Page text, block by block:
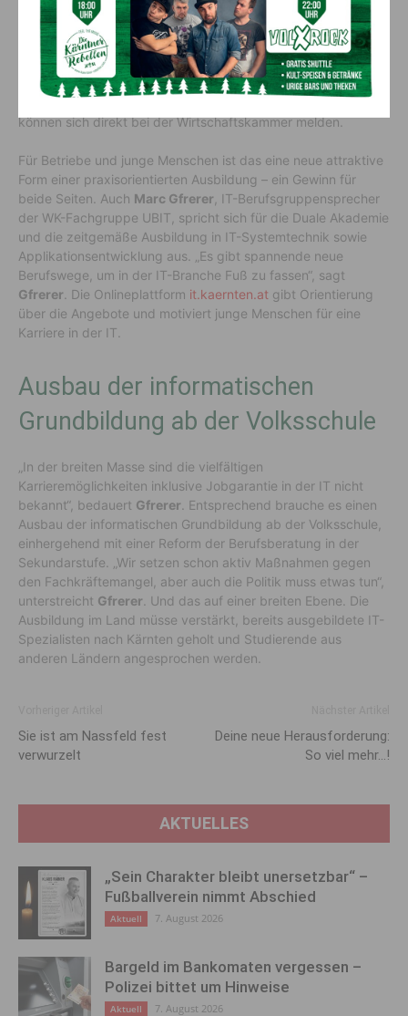
Beispiel eine IT-Lehre oder die Duale Akademie für
Maturanten und Studienabbrecher. In Form eines
Traineeprogrammes können sie eine Ausbildung in IT-
Systemtechnik oder Applikationsentwicklung/Coding
absolvieren. Gestartet wird mit der Dualen Akademie im
Herbst. Trainees und interessierte Ausbildungsbetriebe
können sich direkt bei der Wirtschaftskammer melden.
Für Betriebe und junge Menschen ist das eine neue attraktive
Form einer praxisorientierten Ausbildung – ein Gewinn für
beide Seiten. Auch Marc Gfrerer , IT-Berufsgruppensprecher
der WK-Fachgruppe UBIT, spricht sich für die Duale Akademie
und die zeitgemäße Ausbildung in IT-Systemtechnik sowie
Applikationsentwicklung aus. „Es gibt spannende neue
Berufswege, um in der IT-Branche Fuß zu fassen“, sagt
Gfrerer . Die Onlineplattform it.kaernten.at gibt Orientierung
über die Angebote und motiviert junge Menschen für eine
Karriere in der IT.
Ausbau der informatischen
Grundbildung ab der Volksschule
„In der breiten Masse sind die vielfältigen
Karrieremöglichkeiten inklusive Jobgarantie in der IT nicht
bekannt“, bedauert Gfrerer . Entsprechend brauche es einen
Ausbau der informatischen Grundbildung ab der Volksschule,
einhergehend mit einer Reform der Berufsberatung in der
Sekundarstufe. „Wir setzen schon aktiv Maßnahmen gegen
den Fachkräftemangel, aber auch die Politik muss etwas tun“,
unterstreicht Gfrerer . Und das auf einer breiten Ebene. Die
Ausbildung im Land müsse verstärkt, bereits ausgebildete IT-
Spezialisten nach Kärnten geholt und Studierende aus
anderen Ländern angesprochen werden.
Sie ist am Nassfeld fest
verwurzelt
Deine neue Herausforderung:
So viel mehr…!
AKTUELLES
„Sein Charakter bleibt unersetzbar“ –
Fußballverein nimmt Abschied
Aktuell 7. August 2026
Bargeld im Bankomaten vergessen –
Polizei bittet um Hinweise
Aktuell 7. August 2026